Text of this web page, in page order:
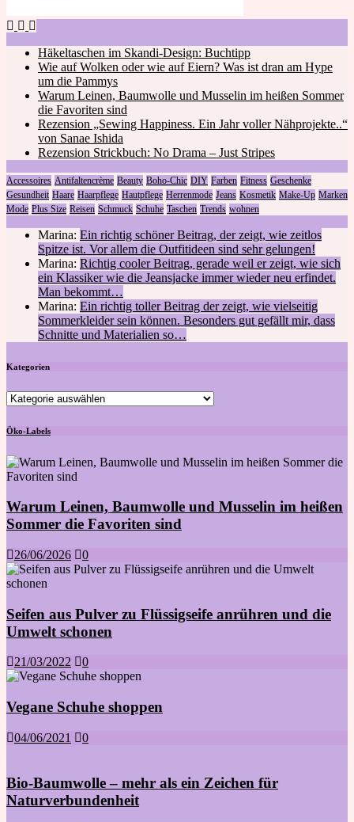
Häkeltaschen im Skandi-Design: Buchtipp
Wie auf Wolken oder wie auf Eiern? Was ist dran am Hype
um die Pammys
Warum Leinen, Baumwolle und Musselin im heißen Sommer
die Favoriten sind
Rezension „Sewing Happiness. Ein Jahr voller Nähprojekte..“
von Sanae Ishida
Rezension Strickbuch: No Drama – Just Stripes
Accessoires Antifaltencrème Beauty Boho-Chic DIY Farben Fitness Geschenke
Gesundheit Haare Haarpflege Hautpflege Herrenmode Jeans Kosmetik Make-Up Marken
Mode Plus Size Reisen Schmuck Schuhe Taschen Trends wohnen
Marina: Ein richtig schöner Beitrag, der zeigt, wie zeitlos
Spitze ist. Vor allem die Outfitideen sind sehr gelungen!
Marina: Richtig cooler Beitrag, gerade weil er zeigt, wie sich
ein Klassiker wie die Jeansjacke immer wieder neu erfindet.
Man bekommt…
Marina: Ein richtig toller Beitrag der zeigt, wie vielseitig
Sommerkleider sein können. Besonders gut gefällt mir, dass
Schnitte und Materialien so…
Kategorien
Kategorien
Öko-Labels
Warum Leinen, Baumwolle und Musselin im heißen
Sommer die Favoriten sind
26/06/2026 0
Seifen aus Pulver zu Flüssigseife anrühren und die
Umwelt schonen
21/03/2022 0
Vegane Schuhe shoppen
04/06/2021 0
Bio-Baumwolle – mehr als ein Zeichen für
Naturverbundenheit